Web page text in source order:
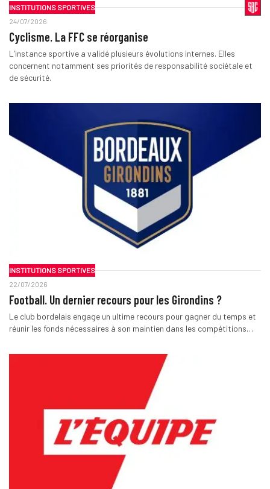
INSTITUTIONS SPORTIVES
24/07/2026
Cyclisme. La FFC se réorganise
L’instance sportive a validé plusieurs évolutions internes. Elles
concernent notamment ses priorités de responsabilité sociétale et
de sécurité.
INSTITUTIONS SPORTIVES
22/07/2026
Football. Un dernier recours pour les Girondins ?
Le club bordelais engage un ultime recours pour gagner du temps et
réunir les fonds nécessaires à son maintien dans les compétitions…